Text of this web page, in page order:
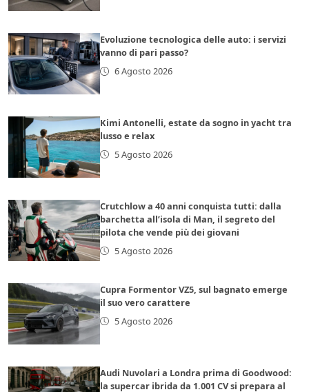
Evoluzione tecnologica delle auto: i servizi
vanno di pari passo?
6 Agosto 2026
Kimi Antonelli, estate da sogno in yacht tra
lusso e relax
5 Agosto 2026
Crutchlow a 40 anni conquista tutti: dalla
barchetta all’isola di Man, il segreto del
pilota che vende più dei giovani
5 Agosto 2026
Cupra Formentor VZ5, sul bagnato emerge
il suo vero carattere
5 Agosto 2026
Audi Nuvolari a Londra prima di Goodwood:
la supercar ibrida da 1.001 CV si prepara al